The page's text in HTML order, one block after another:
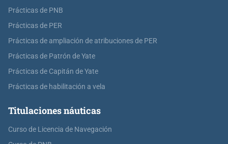
Prácticas de PNB
Prácticas de PER
Prácticas de ampliación de atribuciones de PER
Prácticas de Patrón de Yate
Prácticas de Capitán de Yate
Prácticas de habilitación a vela
Titulaciones náuticas
Curso de Licencia de Navegación